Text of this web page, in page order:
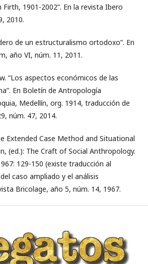
Firth, 1901-2002”. En la revista Ibero
2010.
de un estructuralismo ortodoxo”. En
año VI, núm. 11, 2011.
“Los aspectos económicos de las
En Boletín de Antropología
Medellín, org. 1914, traducción de
núm. 47, 2014.
Extended Case Method and Situational
(ed.): The Craft of Social Anthropology.
129-150 (existe traducción al
caso ampliado y el análisis
Bricolage, año 5, núm. 14, 1967.